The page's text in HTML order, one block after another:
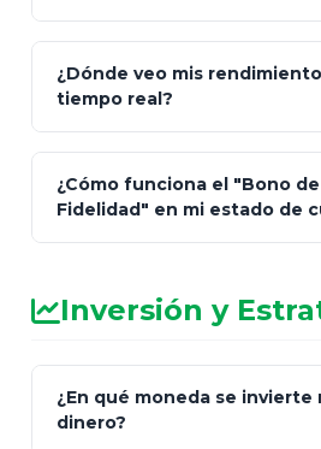
de Cobro Seguro"
¿Dónde veo mis
tiempo real?
¿Cómo funciona el "Bono de
Fidelidad" en mi estado de
Inversión y
¿En qué moneda se invierte
dinero?